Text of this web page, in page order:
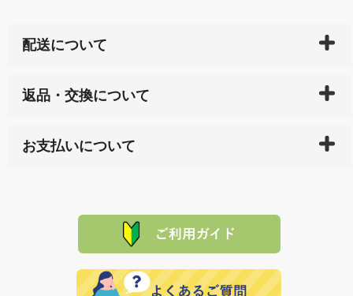
配送について
天ペイ」の方はご注文受付後）、 長崎県下全域に点在
サイト内で購入された商品の送料は、こちらの
全国送
れの生産メーカーからお客様の元へ直送いたしますの
で、 それぞれ個別に送料が必要になります。
返品・交換について
または配送途中の 事故などで不都合が生じている場合
品代金を返金いたします。）
その際は誠に申し訳ありませんが、当協会までご注文
願いいたします。
お支払いについて
た場合、お客様からの ご入金を確認した後で、商品を
※「クレジットカード」「PayPay」「楽天ペイ」を指
定された場合は、準備出来次第の便にてお送りいたし